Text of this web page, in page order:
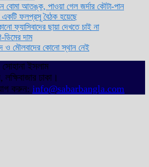
বোমা আতঙ্ক, পাওয়া গেল জর্দার কৌটা-পান
একটি ফলপ্রসূ বৈঠক হয়েছে
ফ্যাসিবাদের ছায়া দেখতে চাই না
ডিমের দাম
ও মৌলবাদের কোনো স্থান নেই
ইসলাম
ঢাকা।
করুন: info@sabarbangla.com